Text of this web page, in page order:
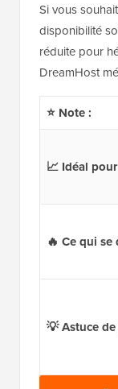
Si vous
disponibilité
réduite pour
DreamHost
⭐ Note :
📈 Idéal
🔥 Ce qui se
💡 Astuce